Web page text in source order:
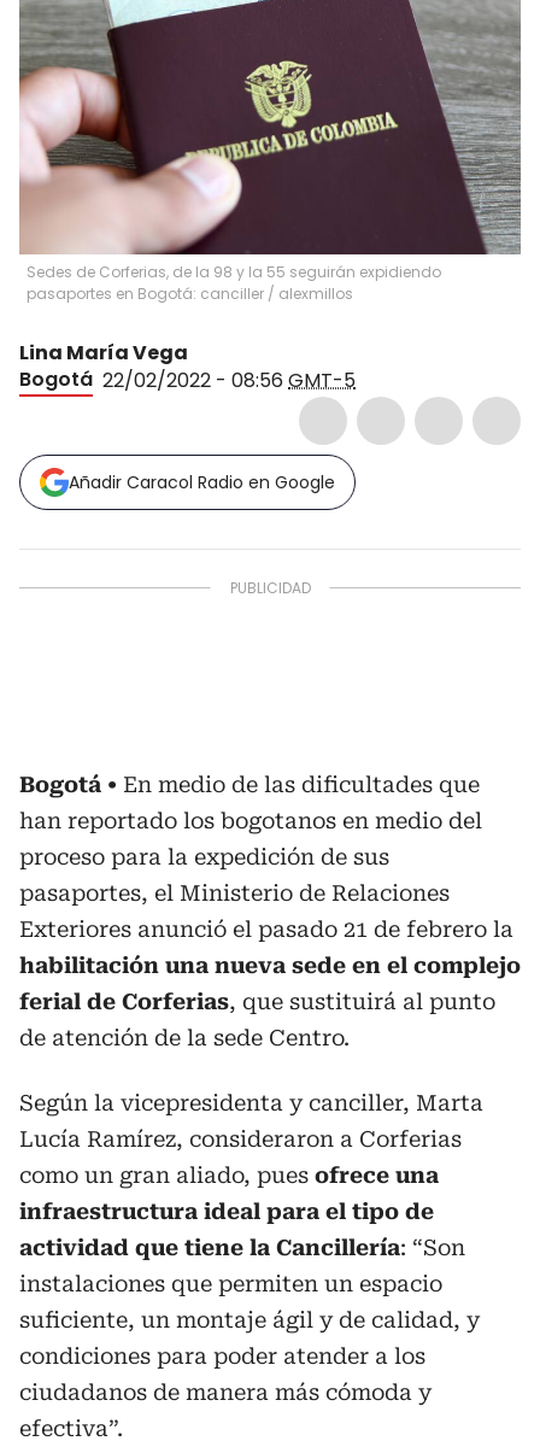
Sedes de Corferias, de la 98 y la 55 seguirán expidiendo
pasaportes en Bogotá: canciller / alexmillos
Lina María Vega
Bogotá 22/02/2022 - 08:56 GMT-5
Añadir Caracol Radio en Google
Bogotá
En medio de las dificultades que
han reportado los bogotanos en medio del
proceso para la expedición de sus
pasaportes, el Ministerio de Relaciones
Exteriores anunció el pasado 21 de febrero la
habilitación una nueva sede en el complejo
ferial de Corferias, que sustituirá al punto
de atención de la sede Centro.
Según la vicepresidenta y canciller, Marta
Lucía Ramírez, consideraron a Corferias
como un gran aliado, pues ofrece una
infraestructura ideal para el tipo de
actividad que tiene la Cancillería: “Son
instalaciones que permiten un espacio
suficiente, un montaje ágil y de calidad, y
condiciones para poder atender a los
ciudadanos de manera más cómoda y
efectiva”.